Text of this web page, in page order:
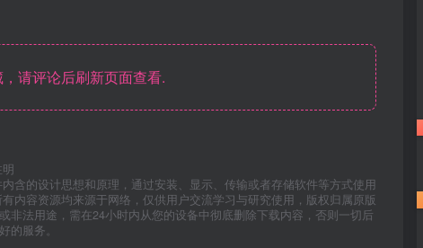
请评论后刷新页面查看.
含的设计思想和原理，通过安装、显示、传输或者存储软件等方式使用
内容资源均来源于网络，仅供用户交流学习与研究使用，版权归属原版
法用途，需在24小时内从您的设备中彻底删除下载内容，否则一切后
的服务。